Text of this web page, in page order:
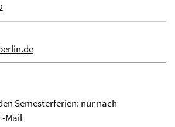
Semesterferien: nur nach
Mail